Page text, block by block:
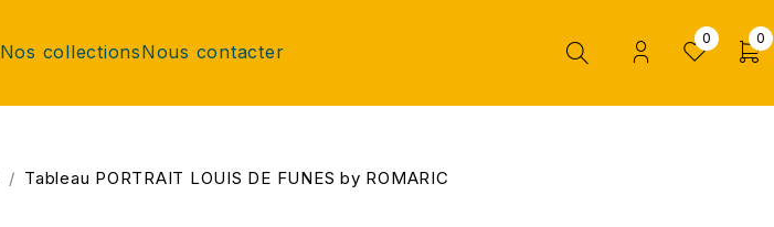
Nos collectionsNous contacter
0 0
/ Tableau PORTRAIT LOUIS DE FUNES by ROMARIC